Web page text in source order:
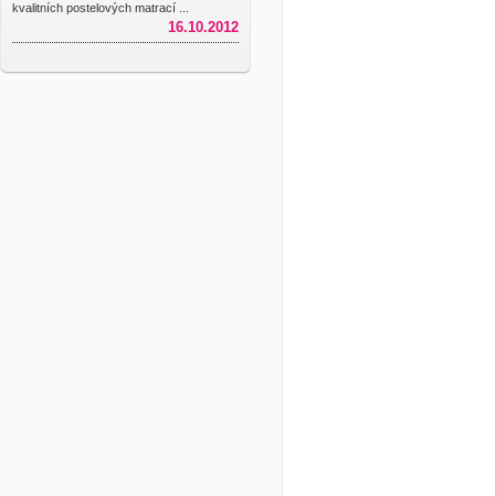
kvalitních postelových matrací ...
16.10.2012